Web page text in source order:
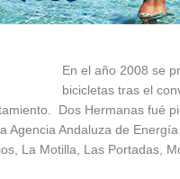
En el año 2008 se
bicicletas tras el
Dos Hermanas fué
Agencia Andaluza de
La Motilla, Las Portadas,